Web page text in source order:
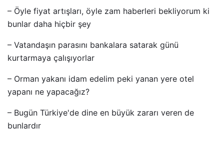
– Öyle fiyat artışları, öyle zam haberleri bekliyorum ki
bunlar daha hiçbir şey
– Vatandaşın parasını bankalara satarak günü
kurtarmaya çalışıyorlar
– Orman yakanı idam edelim peki yanan yere otel
yapanı ne yapacağız?
– Bugün Türkiye'de dine en büyük zararı veren de
bunlardır